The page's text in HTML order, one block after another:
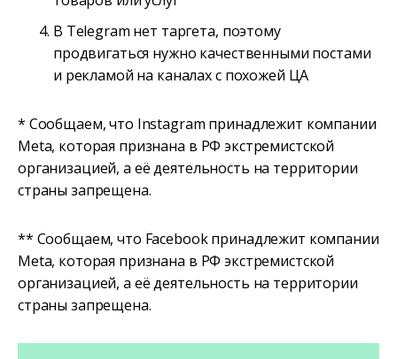
В Telegram нет таргета, поэтому
продвигаться нужно качественными постами
и рекламой на каналах с похожей ЦА
* Сообщаем, что Instagram принадлежит компании
Meta, которая признана в РФ экстремистской
организацией, а её деятельность на территории
страны запрещена.
** Сообщаем, что Facebook принадлежит компании
Meta, которая признана в РФ экстремистской
организацией, а её деятельность на территории
страны запрещена.